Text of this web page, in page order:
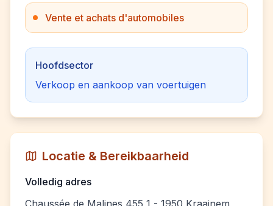
Vente et achats d'automobiles
Hoofdsector
Verkoop en aankoop van voertuigen
Locatie & Bereikbaarheid
Volledig adres
Chaussée de Malines 455 1 - 1950 Kraainem